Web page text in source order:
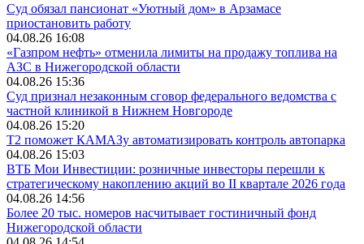
Суд обязал пансионат «Уютный дом» в Арзамасе
приостановить работу
04.08.26 16:08
«Газпром нефть» отменила лимиты на продажу топлива на
АЗС в Нижегородской области
04.08.26 15:36
Суд признал незаконным сговор федерального ведомства с
частной клиникой в Нижнем Новгороде
04.08.26 15:20
T2 поможет КАМАЗу автоматизировать контроль автопарка
04.08.26 15:03
ВТБ Мои Инвестиции: розничные инвесторы перешли к
стратегическому накоплению акций во II квартале 2026 года
04.08.26 14:56
Более 20 тыс. номеров насчитывает гостиничный фонд
Нижегородской области